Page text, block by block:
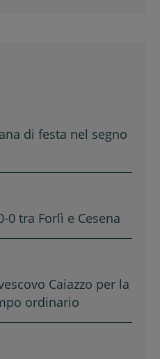
di festa nel segno
0 tra Forlì e Cesena
Caiazzo per la
ordinario